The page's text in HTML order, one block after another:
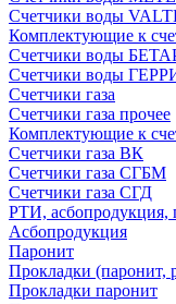
Счетчики воды
Комплектующие к
Счетчики воды
Счетчики воды
Счетчики газа
Счетчики газа прочее
Комплектующие к
Счетчики газа ВК
Счетчики газа СГБМ
Счетчики газа СГД
РТИ, асбопродукция,
Асбопродукция
Паронит
Прокладки (паронит,
Прокладки паронит